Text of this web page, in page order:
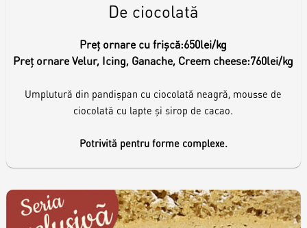
De ciocolată
Preț ornare cu frișcă:650lei/kg
Preț ornare Velur, Icing, Ganache, Creem cheese:760lei/kg
Umplutură din pandișpan cu ciocolată neagră, mousse de
ciocolată cu lapte și sirop de cacao.
Potrivită pentru forme complexe.